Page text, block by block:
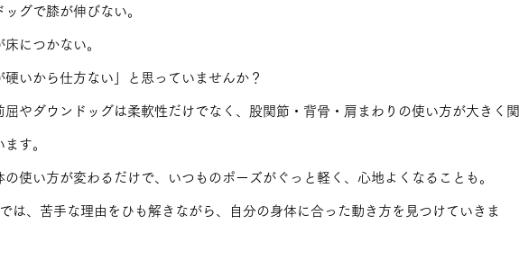
ッグで膝が伸びない。
床につかない。
硬いから仕方ない」と思っていませんか？
屈やダウンドッグは柔軟性だけでなく、股関節・背骨・肩まわりの使い方が大きく関
す。
の使い方が変わるだけで、いつものポーズがぐっと軽く、心地よくなることも。
は、苦手な理由をひも解きながら、自分の身体に合った動き方を見つけていきま